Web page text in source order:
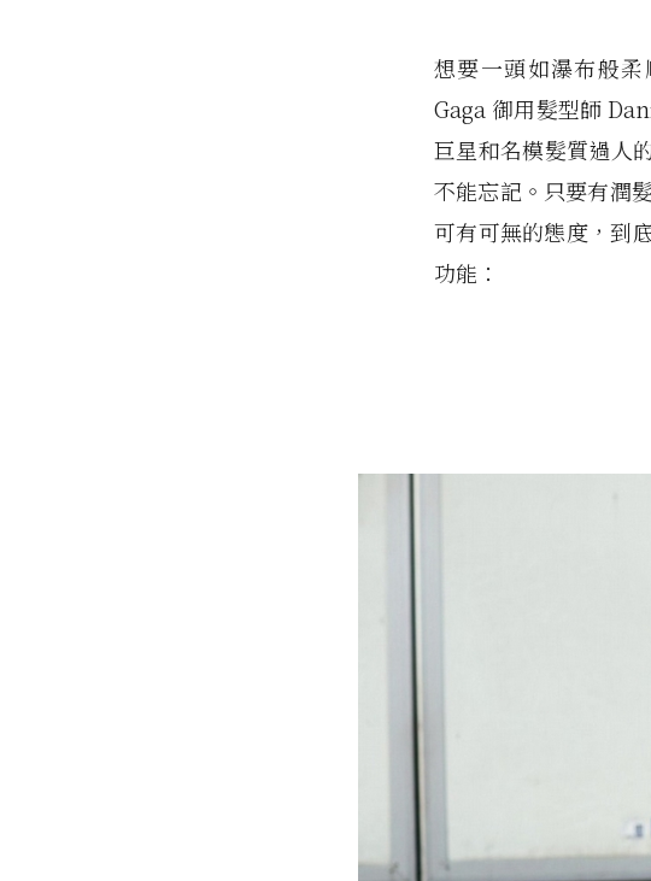
想要一頭如瀑布般
Gaga 御用髮型師
巨星和名模髮質過人
不能忘記。只要有潤
可有可無的態度，到
功能：